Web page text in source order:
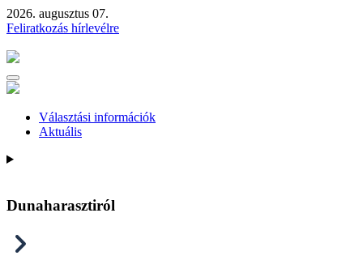
2026. augusztus 07.
Feliratkozás hírlevélre
Választási információk
Aktuális
Dunaharasztiról